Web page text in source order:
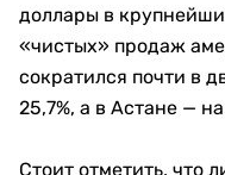
доллары в
«чистых» продаж
сократился почти в
25,7%, а в Астане — на
Стоит отметить, что